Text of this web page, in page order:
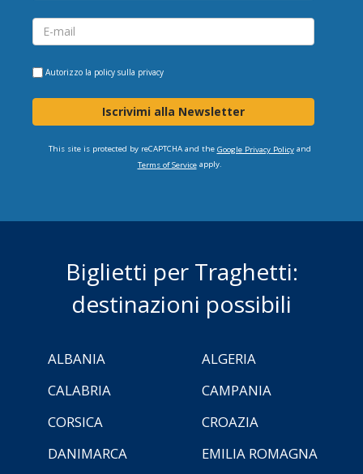
Autorizzo la policy sulla privacy
Iscrivimi alla Newsletter
This site is protected by reCAPTCHA and the Google Privacy Policyand
Terms of Serviceapply.
Biglietti per Traghetti:
destinazioni possibili
ALBANIA
ALGERIA
CALABRIA
CAMPANIA
CORSICA
CROAZIA
DANIMARCA
EMILIA ROMAGNA